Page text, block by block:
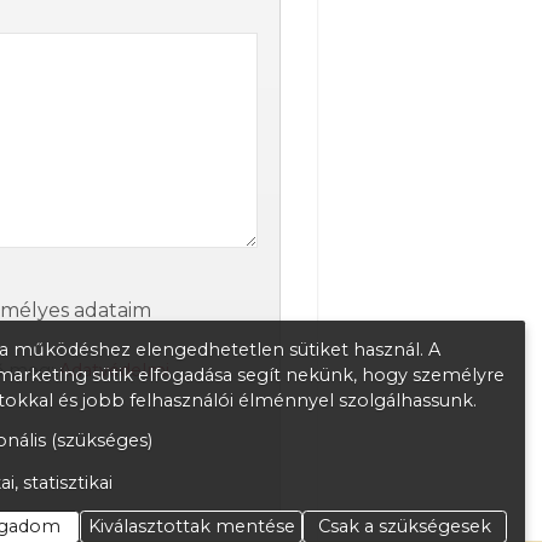
adataim
meg:Adatvédelmi
működéshez elengedhetetlen sütiket használ. A
sütik elfogadása segít nekünk, hogy személyre
és jobb felhasználói élménnyel szolgálhassunk.
(szükséges)
statisztikai
Kiválasztottak mentése Csak a szükségesek